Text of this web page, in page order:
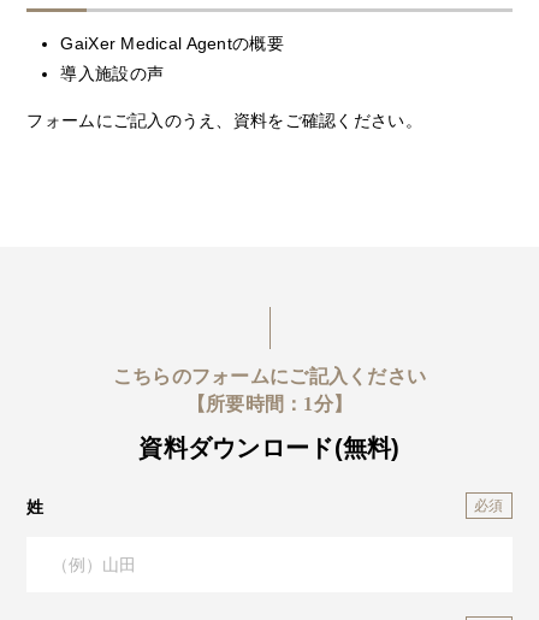
GaiXer Medical Agentの概要
導入施設の声
フォームにご記入のうえ、資料をご確認ください。
こちらのフォームにご記入ください
【所要時間：1分】
資料ダウンロード(無料)
姓